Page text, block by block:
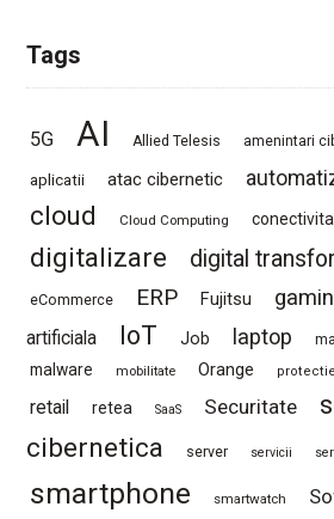
Tags
5G AI Allied Telesis amenintari
aplicatii atac cibernetic
cloud Cloud Computing
digitalizare digital
eCommerce ERP Fujitsu
artificiala
IoT Job laptop
malware mobilitate Orange
retail retea SaaS Securitate
cibernetica
server servicii
smartphone smartwatch